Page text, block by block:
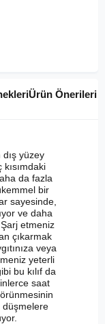
Ürün Önerileri
yüzey
da fazla
bir
sayesinde,
ve daha
Şarj etmeniz
çıkarmak
veya
yeterli
bu kılıf da
saat
düşmelere